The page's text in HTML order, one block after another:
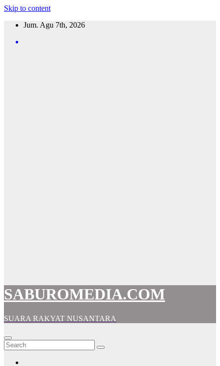
Skip to content
Jum. Agu 7th, 2026
SABUROMEDIA.COM
SUARA RAKYAT NUSANTARA